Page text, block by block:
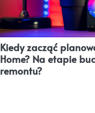
Kiedy zacząć
Home? Na etapie
remontu?